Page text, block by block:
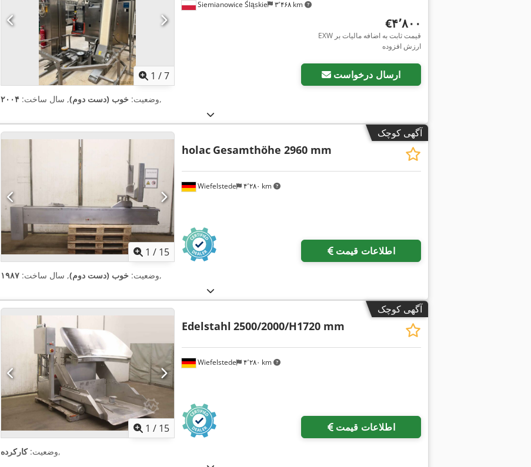
1 /7
Siemianowice Śląskie ۳٬۴۶۸ km
‎€۴٬۸۰۰
EXW قیمت ثابت به اضافه مالیات بر
ارزش افزوده
ارسال درخواست
وضعیت: خوب (دست دوم), سال ساخت: ۲۰۰۴ ,
آگهی کوچک
1 / 15
Wiefelstede ۴٬۲۸۰ km
holac Gesamthöhe 2960 mm
اطلاعات قیمت
وضعیت: خوب (دست دوم), سال ساخت: ۱۹۸۷ ,
آگهی کوچک
1 / 15
Wiefelstede ۴٬۲۸۰ km
Edelstahl 2500/2000/H1720 mm
اطلاعات قیمت
وضعیت:کارکرده ,